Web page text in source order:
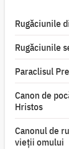
Rugăciunile
Rugăciunile
Paraclisul
Canon de
Hristos
Canonul de
vieții omului